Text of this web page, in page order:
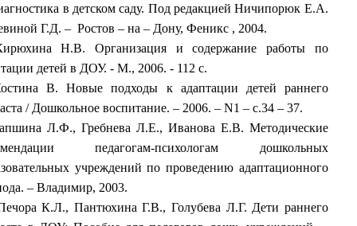
в детском саду. Под редакцией Ничипорюк Е.А.
Г.Д. – Ростов – на – Дону, Феникс , 2004.
Н.В. Организация и содержание работы по
детей в ДОУ. - М., 2006. - 112 с.
В. Новые подходы к адаптации детей раннего
/ Дошкольное воспитание. – 2006. – N1 – c.34 – 37.
Л.Ф., Гребнева Л.Е., Иванова Е.В. Методические
педагогам-психологам дошкольных
учреждений по проведению адаптационного
– Владимир, 2003.
К.Л., Пантюхина Г.В., Голубева Л.Г. Дети раннего